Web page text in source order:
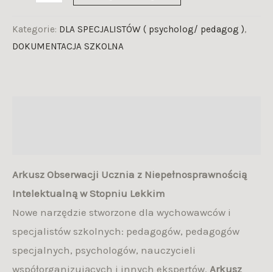
Kategorie: DLA SPECJALISTÓW ( psycholog/ pedagog ),
DOKUMENTACJA SZKOLNA
Arkusz Obserwacji Ucznia z Niepełnosprawnością
Intelektualną w Stopniu Lekkim
Nowe narzędzie stworzone dla wychowawców i
specjalistów szkolnych: pedagogów, pedagogów
specjalnych, psychologów, nauczycieli
współorganizujących i innych ekspertów. Arkusz